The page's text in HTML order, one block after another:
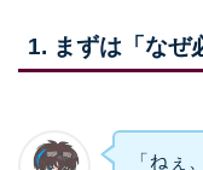
1. まずは「なぜ
「ねぇ